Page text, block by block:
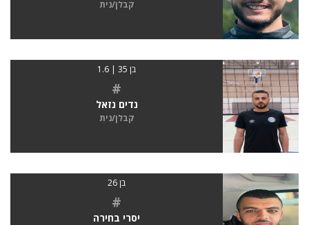
קבלן/נית
בן 35 | 1.6
#
נדים נזאל
קבלן/נית
בן 26
#
יסרי בחירה